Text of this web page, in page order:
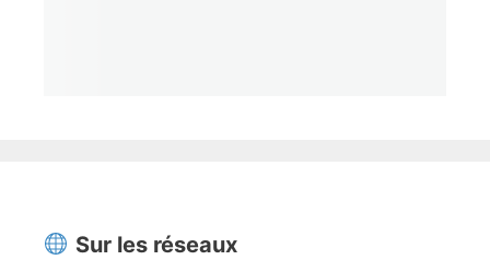
Sur les réseaux